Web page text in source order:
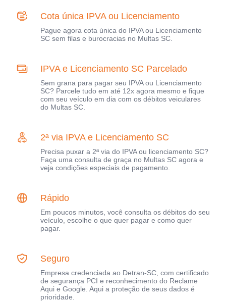
Cota única IPVA ou Licenciamento
Pague agora cota única do IPVA ou Licenciamento
SC sem filas e burocracias no Multas SC.
IPVA e Licenciamento SC Parcelado
Sem grana para pagar seu IPVA ou Licenciamento
SC? Parcele tudo em até 12x agora mesmo e fique
com seu veículo em dia com os débitos veiculares
do Multas SC.
2ª via IPVA e Licenciamento SC
Precisa puxar a 2ª via do IPVA ou licenciamento SC?
Faça uma consulta de graça no Multas SC agora e
veja condições especiais de pagamento.
Rápido
Em poucos minutos, você consulta os débitos do seu
veículo, escolhe o que quer pagar e como quer
pagar.
Seguro
Empresa credenciada ao Detran-SC, com certificado
de segurança PCI e reconhecimento do Reclame
Aqui e Google. Aqui a proteção de seus dados é
prioridade.